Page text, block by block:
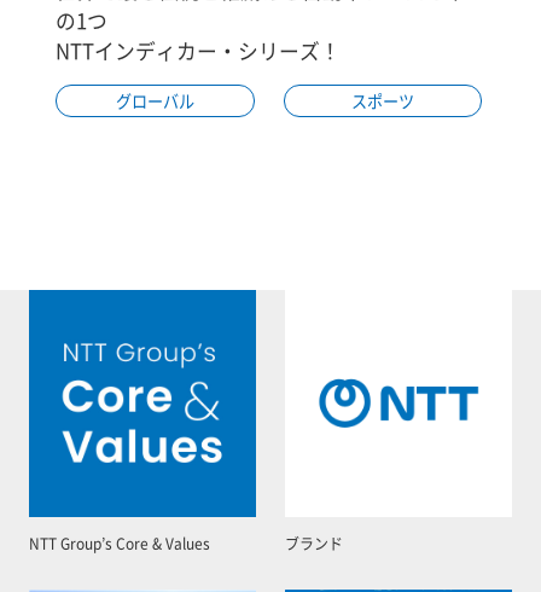
の1つ
NTTインディカー・シリーズ！
グローバル スポーツ
NTT Group’s Core & Values ブランド